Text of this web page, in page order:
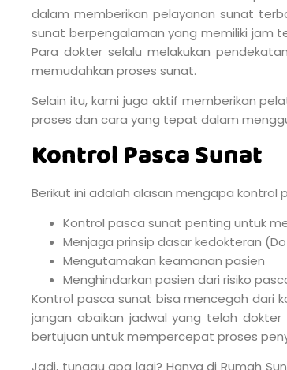
dalam memberikan pelayanan sunat
sunat berpengalaman yang memiliki jam
Para dokter selalu melakukan
memudahkan proses sunat.
Selain itu, kami juga aktif memberikan
proses dan cara yang tepat dalam
Kontrol Pasca Sunat
Berikut ini adalah alasan mengapa
Kontrol pasca sunat penting untuk
Menjaga prinsip dasar kedokteran
Mengutamakan keamanan pasien
Menghindarkan pasien dari risiko
Kontrol pasca sunat bisa mencegah dari
jangan abaikan jadwal yang telah
bertujuan untuk mempercepat proses